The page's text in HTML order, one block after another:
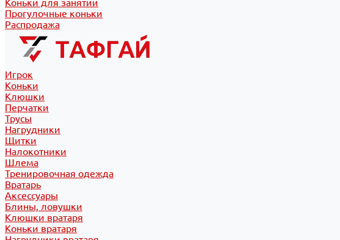
Коньки для занятий
Прогулочные коньки
Распродажа
Игрок
Коньки
Клюшки
Перчатки
Трусы
Нагрудники
Щитки
Налокотники
Шлема
Тренировочная одежда
Вратарь
Аксессуары
Блины, ловушки
Клюшки вратаря
Коньки вратаря